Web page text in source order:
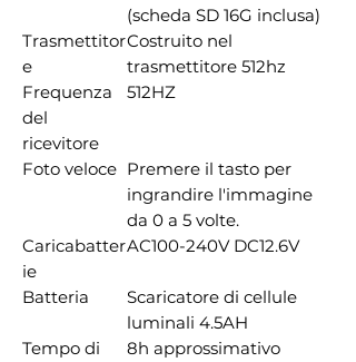
(scheda SD 16G inclusa)
Trasmettitor
e
Costruito nel
trasmettitore 512hz
Frequenza
del
ricevitore
512HZ
Foto veloce Premere il tasto per
ingrandire l'immagine
da 0 a 5 volte.
Caricabatter
ie
AC100-240V DC12.6V
Batteria
Scaricatore di cellule
luminali 4.5AH
Tempo di
8h approssimativo